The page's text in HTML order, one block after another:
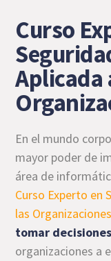
Curso
Aplicada
En el mundo
mayor poder de
área de
Curso Experto en
las Organizaciones
tomar
organizaciones a